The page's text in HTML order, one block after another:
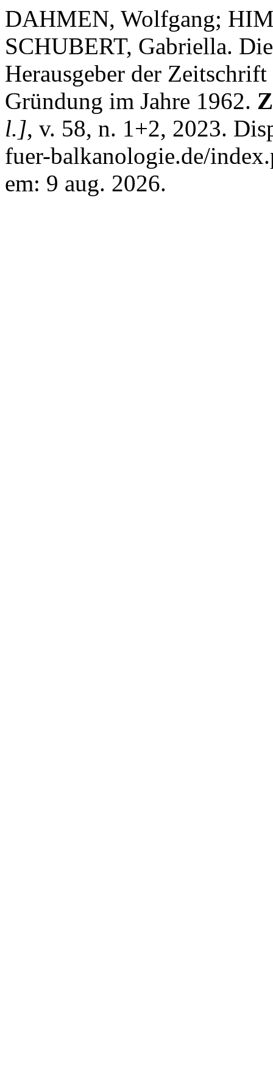
DAHMEN, Wolfgang;
SCHUBERT, Gabriella.
Herausgeber der
Gründung im Jahre 1962.
l.], v. 58, n. 1+2, 2023.
fuer-balkanologie.de/
em: 9 aug. 2026.